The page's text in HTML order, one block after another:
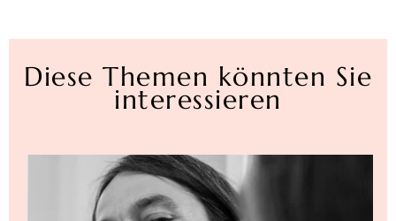
Diese Themen könnten Sie
interessieren